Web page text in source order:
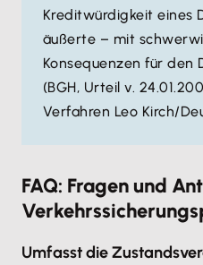
Kreditwürdigkeit eines
äußerte – mit
Konsequenzen für den
(BGH, Urteil v.
Verfahren Leo Kirch/
FAQ: Fragen und
Umfasst die